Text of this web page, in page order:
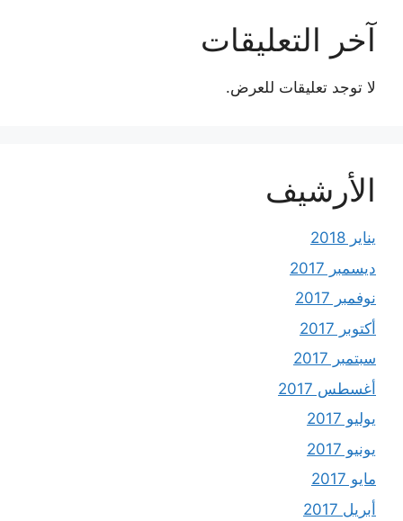
آخر التعليقات
لا توجد تعليقات للعرض.
الأرشيف
يناير 2018
ديسمبر 2017
نوفمبر 2017
أكتوبر 2017
سبتمبر 2017
أغسطس 2017
يوليو 2017
يونيو 2017
مايو 2017
أبريل 2017